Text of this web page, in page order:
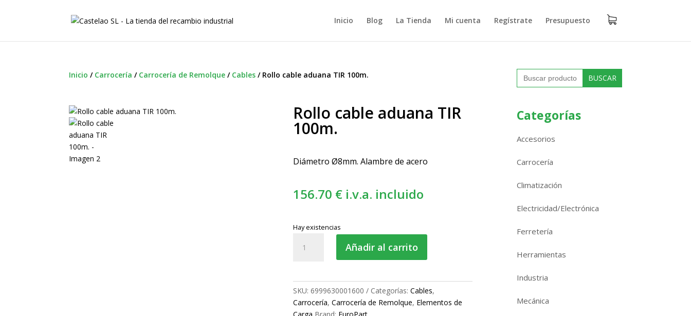
Inicio Blog La Tienda Mi cuenta Regístrate Presupuesto
Inicio / Carrocería / Carrocería de Remolque / Cables / Rollo cable aduana TIR 100m.
Rollo cable aduana TIR
100m.
Diámetro Ø8mm. Alambre de acero
156.70 € i.v.a. incluido
Hay existencias
cable
Añadir al carrito
SKU: 6999630001600 Categorías: Cables,
Carrocería, Carrocería de Remolque, Elementos de
Buscar:
Categorías
Accesorios
Carrocería
Climatización
Electricidad/Electrónica
Ferretería
Herramientas
Industria
Mecánica